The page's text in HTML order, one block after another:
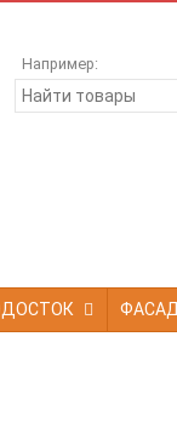
Например:
ФАСАД